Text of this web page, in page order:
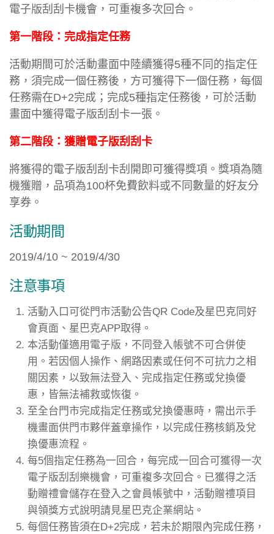
電子版刮刮卡機會，可重複多次回合。
第一階段：完成指定任務
活動期間可於活動畫面中陸續獲得5種不同的指定任
務，須完成一個任務後，方可獲得下一個任務，每個
任務需在D+2完成；完成5種指定任務後，可於活動
畫面中獲得電子版刮刮卡一張。
第二階段：獲贈電子版刮刮卡
將獲得的電子版刮刮卡刮開即可獲得獎項。獎項為隨
機獲贈，品項為100杯免費飲料或不同數量的好友分
享券。
活動期間
2019/4/10 ~ 2019/4/30
注意事項
活動入口可從門市活動公告QR Code及星巴克同好
會頁面、星巴克APP取得。
本活動僅適用電子版，不同登入帳號不可合併使
用。若因個人操作、網路因素或任何不可抗力之相
關因素，以致無法登入、完成指定任務或兌換優
惠，皆無法補救或恢復。
至全台門市完成指定任務或兌換優惠時，需出示手
機畫面供門市夥伴蓋章操作，以完成任務核銷及兌
換優惠流程。
每5個指定任務為一回合，每完成一回合可獲得一次
電子版刮刮樂機會，可重複多次回合。已獲得之活
動贈禮會儲存在登入之會員帳號中，活動贈禮項目
與領獎方式說明請見星巴克企業網站。
每個任務皆須在D+2完成，若未於期限內完成任務，